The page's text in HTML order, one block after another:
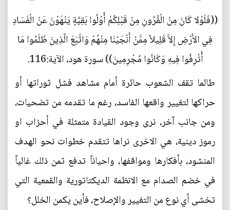
((فَلَوْلا كَانَ مِنْ الْقُرُونِ مِنْ قَبْلِكُمْ أُوْلُوا بَقِيَّةٍ يَنْهَوْنَ عَنْ الْفَسَادِ
فِي الأَرْضِ إِلاَّ قَلِيلاً مِمَّنْ أَنْجَيْنَا مِنْهُمْ وَاتَّبَعَ الَّذِينَ ظَلَمُوا مَا
أُتْرِفُوا فِيهِ وَكَانُوا مُجْرِمِينَ)) سورة هود، الآية:116.
طالما تقف الشعوب حائرة أمام مشاهد فشل ثوراتها أو
حراكها لتغيير واقعها الفاسد، رغم ما تقدمه من تضحيات،
ومن جانب آخر، نرى وجود القيادة متمثلة في أحزاب او
رموز دينية، هي الاخرى نراها تتقدم خطوات نحو الهدف
المنشود، بأفكارها ومواقفها، واحياناً تدفع ثمن ذلك غالياً
في خضم الصدام مع الانظمة الديكتاتورية والقمعية التي
تخشى أي نوع من التغيير والإصلاح، فأين يكمن الخلل؟